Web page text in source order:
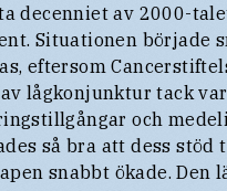
decenniet av 2000-
Situationen började
eftersom
lågkonjunktur tack
och
så bra att dess stöd
snabbt ökade. Den